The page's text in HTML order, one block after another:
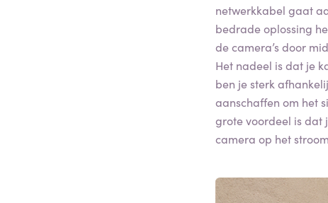
netwerkkabel gaat
bedrade oplossing
de camera’s door
Het nadeel is dat je
ben je sterk
aanschaffen om het
grote voordeel is dat
camera op het